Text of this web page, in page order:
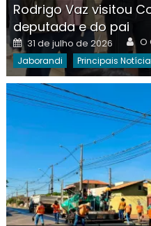
Rodrigo Vaz visitou
deputada e do pai
Posted
on
31 de julho de 2026 O
Jaborandi Principais